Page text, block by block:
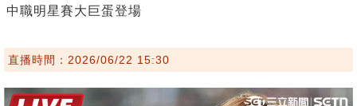
中職明星賽大巨蛋登場
直播時間：2026/06/22 15:30